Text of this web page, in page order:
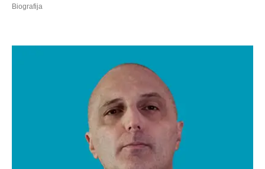
Biografija